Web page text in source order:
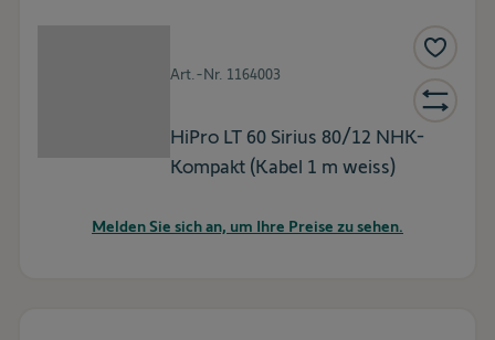
Art.-Nr. 1164003
HiPro LT 60 Sirius 80/12 NHK-
Kompakt (Kabel 1 m weiss)
Melden Sie sich an, um Ihre Preise zu sehen.